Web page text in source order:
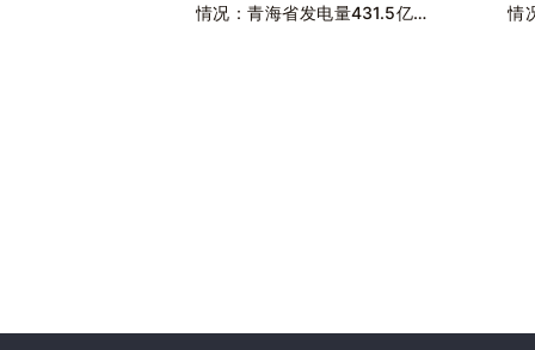
情况：青海省发电量431.5亿千
情